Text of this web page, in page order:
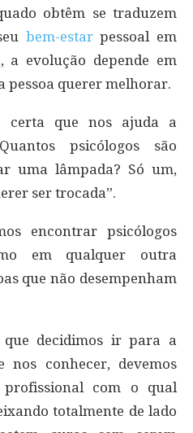
obtêm se traduzem
bem-estarpessoal em
a evolução depende em
pessoa querer melhorar.
certa que nos ajuda a
psicólogos são
uma lâmpada? Só um,
ser trocada”.
encontrar psicólogos
em qualquer outra
que não desempenham
decidimos ir para a
conhecer, devemos
com o qual
totalmente de lado